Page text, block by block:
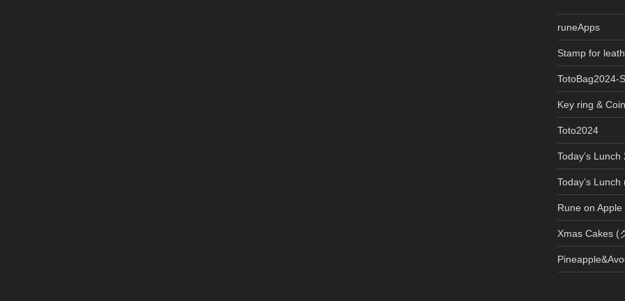
runeApps
Stamp for
TotoBag2024-
Key ring &
Toto2024
Today’s
Today’s
Rune on Apple
Xmas Cakes (